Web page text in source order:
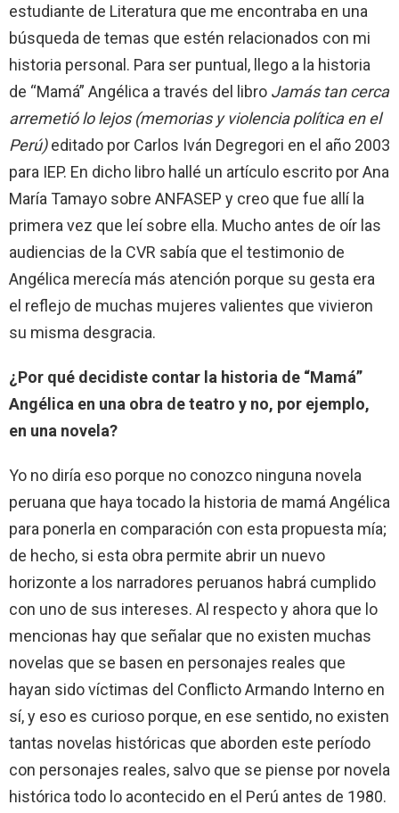
estudiante de Literatura que me encontraba en una
búsqueda de temas que estén relacionados con mi
historia personal. Para ser puntual, llego a la historia
de “Mamá” Angélica a través del libro Jamás tan cerca
arremetió lo lejos (memorias y violencia política en el
Perú)editado por Carlos Iván Degregori en el año 2003
para IEP. En dicho libro hallé un artículo escrito por Ana
María Tamayo sobre ANFASEP y creo que fue allí la
primera vez que leí sobre ella. Mucho antes de oír las
audiencias de la CVR sabía que el testimonio de
Angélica merecía más atención porque su gesta era
el reflejo de muchas mujeres valientes que vivieron
su misma desgracia.
¿Por qué decidiste contar la historia de “Mamá”
Angélica en una obra de teatro y no, por ejemplo,
en una novela?
Yo no diría eso porque no conozco ninguna novela
peruana que haya tocado la historia de mamá Angélica
para ponerla en comparación con esta propuesta mía;
de hecho, si esta obra permite abrir un nuevo
horizonte a los narradores peruanos habrá cumplido
con uno de sus intereses. Al respecto y ahora que lo
mencionas hay que señalar que no existen muchas
novelas que se basen en personajes reales que
hayan sido víctimas del Conflicto Armando Interno en
sí, y eso es curioso porque, en ese sentido, no existen
tantas novelas históricas que aborden este período
con personajes reales, salvo que se piense por novela
histórica todo lo acontecido en el Perú antes de 1980.